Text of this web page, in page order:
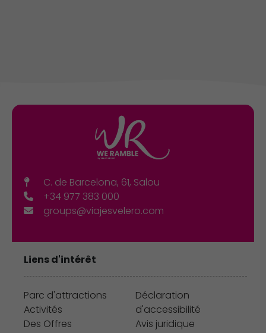
C. de Barcelona, 61, Salou
+34 977 383 000
groups@viajesvelero.com
Liens d'intérêt
Parc d'attractions
Activités
Des Offres
Déclaration
d'accessibilité
Avis juridique